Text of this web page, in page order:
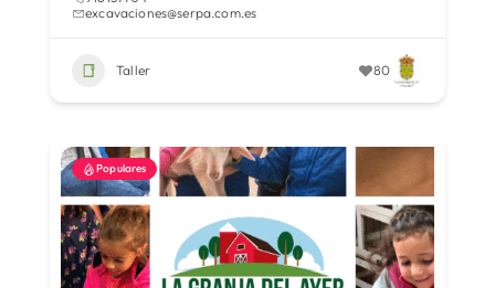
excavaciones@serpa.com.es
Taller 80
Populares